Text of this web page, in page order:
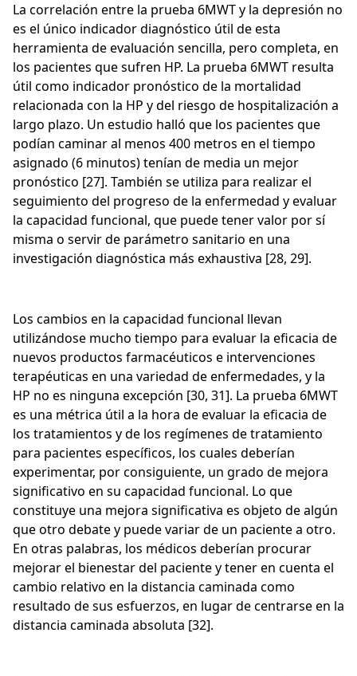
La correlación entre la prueba 6MWT y la depresión no
es el único indicador diagnóstico útil de esta
herramienta de evaluación sencilla, pero completa, en
los pacientes que sufren HP. La prueba 6MWT resulta
útil como indicador pronóstico de la mortalidad
relacionada con la HP y del riesgo de hospitalización a
largo plazo. Un estudio halló que los pacientes que
podían caminar al menos 400 metros en el tiempo
asignado (6 minutos) tenían de media un mejor
pronóstico [27]. También se utiliza para realizar el
seguimiento del progreso de la enfermedad y evaluar
la capacidad funcional, que puede tener valor por sí
misma o servir de parámetro sanitario en una
investigación diagnóstica más exhaustiva [28, 29].
Los cambios en la capacidad funcional llevan
utilizándose mucho tiempo para evaluar la eficacia de
nuevos productos farmacéuticos e intervenciones
terapéuticas en una variedad de enfermedades, y la
HP no es ninguna excepción [30, 31]. La prueba 6MWT
es una métrica útil a la hora de evaluar la eficacia de
los tratamientos y de los regímenes de tratamiento
para pacientes específicos, los cuales deberían
experimentar, por consiguiente, un grado de mejora
significativo en su capacidad funcional. Lo que
constituye una mejora significativa es objeto de algún
que otro debate y puede variar de un paciente a otro.
En otras palabras, los médicos deberían procurar
mejorar el bienestar del paciente y tener en cuenta el
cambio relativo en la distancia caminada como
resultado de sus esfuerzos, en lugar de centrarse en la
distancia caminada absoluta [32].